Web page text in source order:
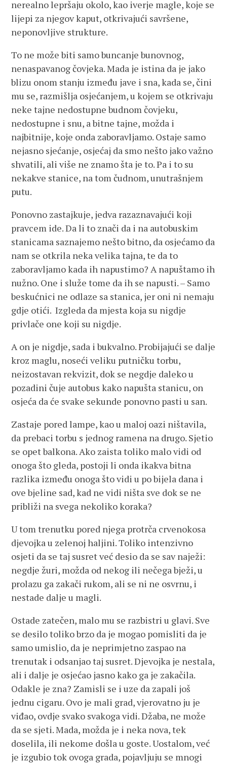
nerealno lepršaju okolo, kao iverje magle, koje se
lijepi za njegov kaput, otkrivajući savršene,
neponovljive strukture.
To ne može biti samo buncanje bunovnog,
nenaspavanog čovjeka. Mada je istina da je jako
blizu onom stanju između jave i sna, kada se, čini
mu se, razmišlja osjećanjem, u kojem se otkrivaju
neke tajne nedostupne budnom čovjeku,
nedostupne i snu, a bitne tajne, možda i
najbitnije, koje onda zaboravljamo. Ostaje samo
nejasno sjećanje, osjećaj da smo nešto jako važno
shvatili, ali više ne znamo šta je to. Pa i to su
nekakve stanice, na tom čudnom, unutrašnjem
putu.
Ponovno zastajkuje, jedva razaznavajući koji
pravcem ide. Da li to znači da i na autobuskim
stanicama saznajemo nešto bitno, da osjećamo da
nam se otkrila neka velika tajna, te da to
zaboravljamo kada ih napustimo? A napuštamo ih
nužno. One i služe tome da ih se napusti. – Samo
beskućnici ne odlaze sa stanica, jer oni ni nemaju
gdje otići. Izgleda da mjesta koja su nigdje
privlače one koji su nigdje.
A on je nigdje, sada i bukvalno. Probijajući se dalje
kroz maglu, noseći veliku putničku torbu,
neizostavan rekvizit, dok se negdje daleko u
pozadini čuje autobus kako napušta stanicu, on
osjeća da će svake sekunde ponovno pasti u san.
Zastaje pored lampe, kao u maloj oazi ništavila,
da prebaci torbu s jednog ramena na drugo. Sjetio
se opet balkona. Ako zaista toliko malo vidi od
onoga što gleda, postoji li onda ikakva bitna
razlika između onoga što vidi u po bijela dana i
ove bjeline sad, kad ne vidi ništa sve dok se ne
približi na svega nekoliko koraka?
U tom trenutku pored njega protrča crvenokosa
djevojka u zelenoj haljini. Toliko intenzivno
osjeti da se taj susret već desio da se sav naježi:
negdje žuri, možda od nekog ili nečega bježi, u
prolazu ga zakači rukom, ali se ni ne osvrnu, i
nestade dalje u magli.
Ostade zatečen, malo mu se razbistri u glavi. Sve
se desilo toliko brzo da je mogao pomisliti da je
samo umislio, da je neprimjetno zaspao na
trenutak i odsanjao taj susret. Djevojka je nestala,
ali i dalje je osjećao jasno kako ga je zakačila.
Odakle je zna? Zamisli se i uze da zapali još
jednu cigaru. Ovo je mali grad, vjerovatno ju je
viđao, ovdje svako svakoga vidi. Džaba, ne može
da se sjeti. Mada, možda je i neka nova, tek
doselila, ili nekome došla u goste. Uostalom, već
je izgubio tok ovoga grada, pojavljuju se mnogi